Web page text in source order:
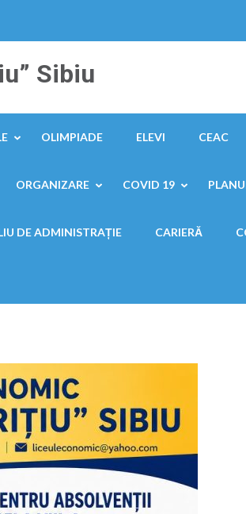
Sibiu
OLIMPIADE ELEVI CEAC
ORGANIZARE COVID 19
DE ADMINISTRAȚIE CARIERĂ